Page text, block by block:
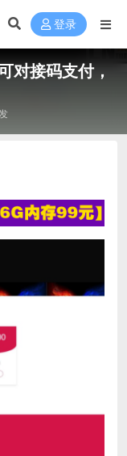
登录
对接码支付，